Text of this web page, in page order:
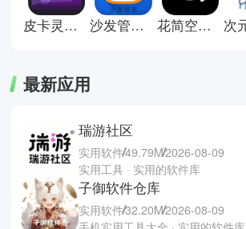
皮卡灵动岛应用商店 沙发管家车机版 花简空间正版
最新应用
瑞游社区
实用软件49.79M2026-08-09
实用工具 · 实用的软件库
子御软件仓库
实用软件32.20M2026-08-09